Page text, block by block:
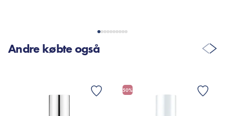
Andre købte også
50%